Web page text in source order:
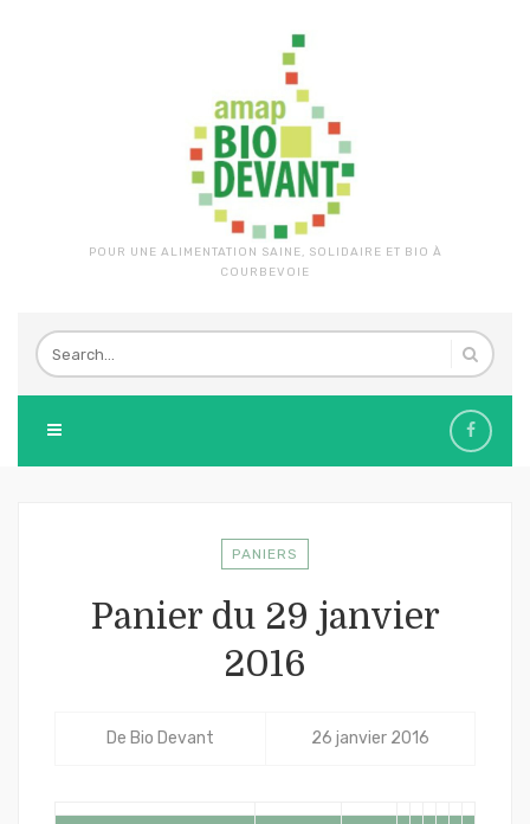
POUR UNE ALIMENTATION SAINE, SOLIDAIRE ET BIO À
COURBEVOIE
PANIERS
Panier du 29 janvier
2016
De Bio Devant 26 janvier 2016